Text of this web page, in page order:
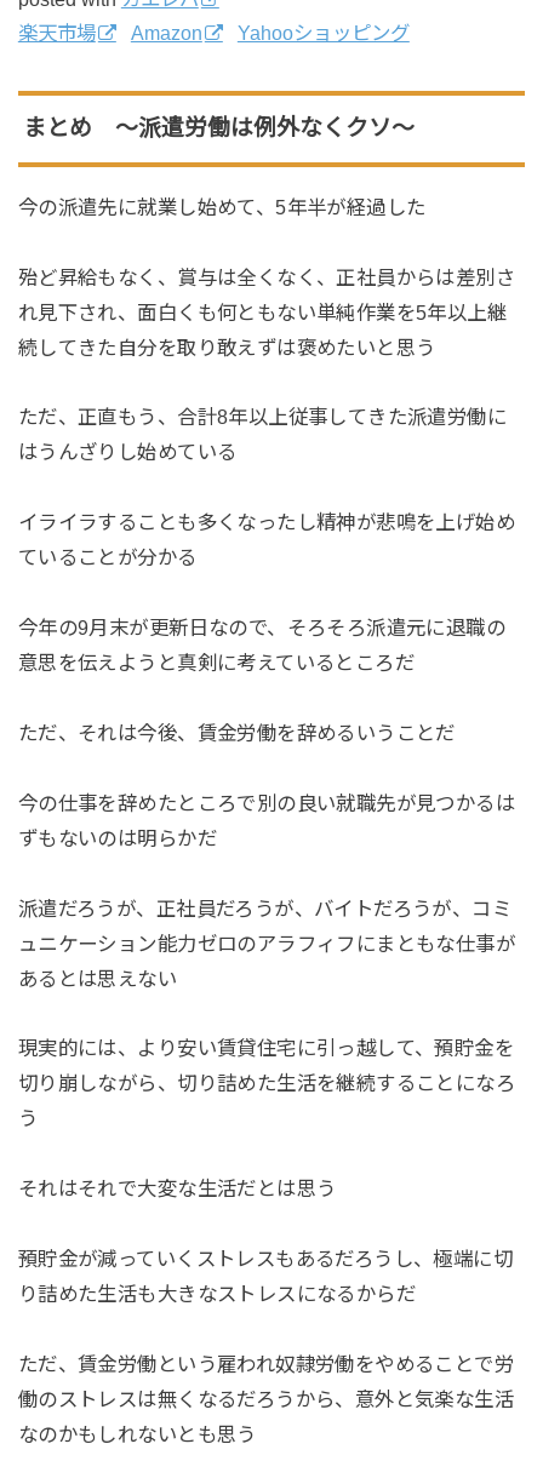
楽天市場
Amazon Yahooショッピング
まとめ 〜派遣労働は例外なくクソ〜
今の派遣先に就業し始めて、5年半が経過した
殆ど昇給もなく、賞与は全くなく、正社員からは差別さ
れ見下され、面白くも何ともない単純作業を5年以上継
続してきた自分を取り敢えずは褒めたいと思う
ただ、正直もう、合計8年以上従事してきた派遣労働に
はうんざりし始めている
イライラすることも多くなったし精神が悲鳴を上げ始め
ていることが分かる
今年の9月末が更新日なので、そろそろ派遣元に退職の
意思を伝えようと真剣に考えているところだ
ただ、それは今後、賃金労働を辞めるいうことだ
今の仕事を辞めたところで別の良い就職先が見つかるは
ずもないのは明らかだ
派遣だろうが、正社員だろうが、バイトだろうが、コミ
ュニケーション能力ゼロのアラフィフにまともな仕事が
あるとは思えない
現実的には、より安い賃貸住宅に引っ越して、預貯金を
切り崩しながら、切り詰めた生活を継続することになろ
う
それはそれで大変な生活だとは思う
預貯金が減っていくストレスもあるだろうし、極端に切
り詰めた生活も大きなストレスになるからだ
ただ、賃金労働という雇われ奴隷労働をやめることで労
働のストレスは無くなるだろうから、意外と気楽な生活
なのかもしれないとも思う